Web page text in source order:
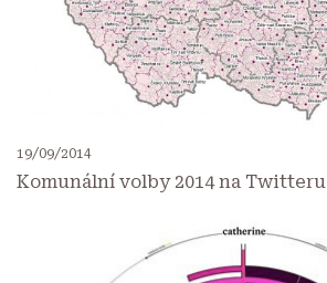
19/09/2014
Komunální volby 2014 na Twitteru